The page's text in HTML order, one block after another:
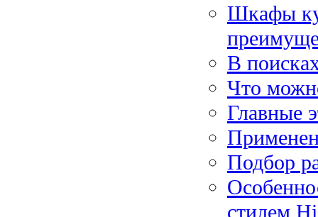
Шкафы
В
Что
Главные
Подбор
стилем